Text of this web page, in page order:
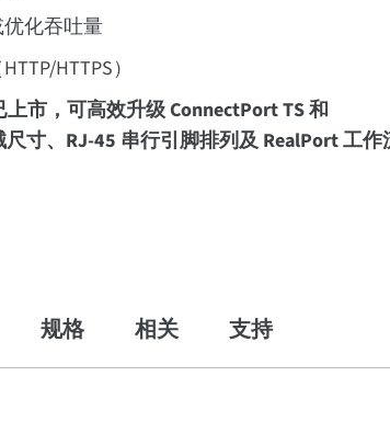
化吞吐量
HTTPS）
上市，可高效升级 ConnectPort TS 和
寸、RJ-45 串行引脚排列及 RealPort 工作
规格 相关 支持